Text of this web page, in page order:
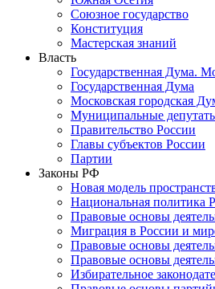
Союзное государство
Конституция
Мастерская знаний
Власть
Государственная Дума.
Государственная Дума
Московская городская
Муниципальные
Правительство России
Главы субъектов России
Партии
Законы РФ
Новая модель
Национальная политика
Правовые основы
Миграция в России и
Правовые основы
Правовые основы
Избирательное